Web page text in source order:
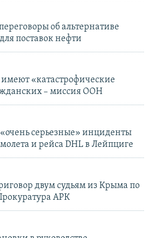
об альтернативе
поставок нефти
«катастрофические
– миссия ООН
серьезные» инциденты
и рейса DHL в Лейпциге
двум судьям из Крыма по
АРК